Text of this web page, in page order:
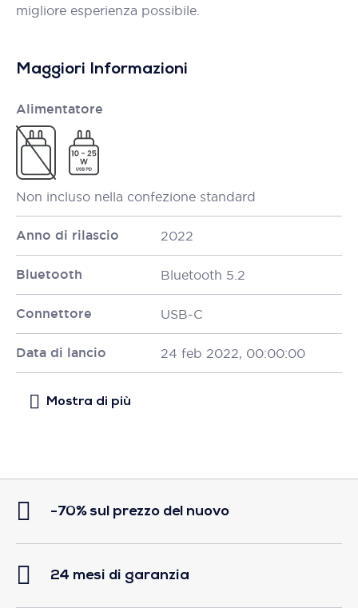
migliore esperienza possibile.
Maggiori Informazioni
Alimentatore
Non incluso nella confezione standard
Anno di rilascio 2022
Bluetooth Bluetooth 5.2
Connettore USB-C
Data di lancio 24 feb 2022, 00:00:00
-70% sul prezzo del nuovo
24 mesi di garanzia